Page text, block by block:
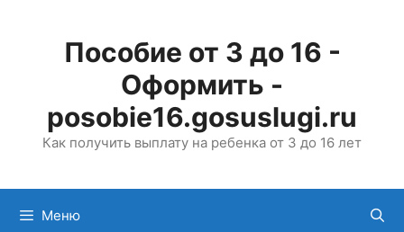
содержимомуПособие от 3 до 16 -
Оформить -
posobie16.gosuslugi.ru
Как получить выплату на ребенка от 3 до 16 лет
Меню